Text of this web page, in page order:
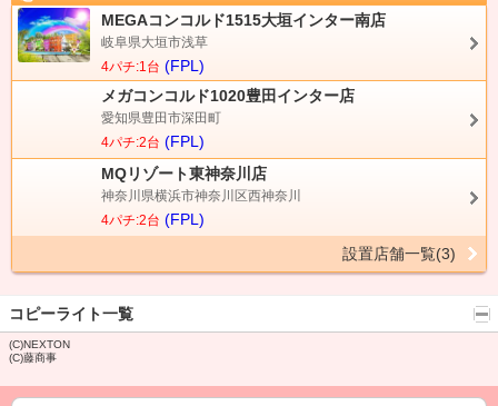
MEGAコンコルド1515大垣インター南店
岐阜県大垣市浅草
4パチ:1台 (FPL)
メガコンコルド1020豊田インター店
愛知県豊田市深田町
4パチ:2台 (FPL)
MQリゾート東神奈川店
神奈川県横浜市神奈川区西神奈川
4パチ:2台 (FPL)
設置店舗一覧(3)
コピーライト一覧
(C)NEXTON
(C)藤商事